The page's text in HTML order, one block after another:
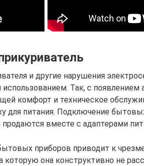
и другие нарушения
Так, с появлением
комфорт и техническое
для питания. Подключение
продаются вместе с адаптерами
приборов приводит к
которую она конструктивно не